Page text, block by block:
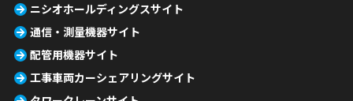
ニシオホールディングスサイト
通信・測量機器サイト
配管用機器サイト
工事車両カーシェアリングサイト